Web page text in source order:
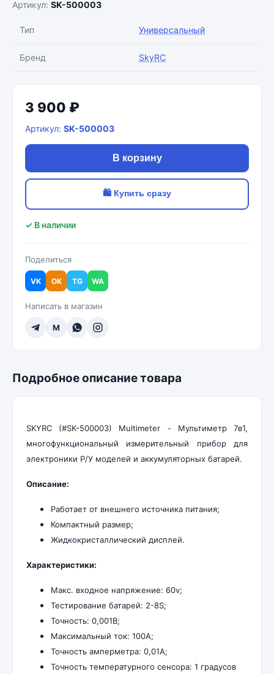
Артикул: SK-500003
Тип Универсальный
Бренд SkyRC
3 900 ₽
Артикул: SK-500003
В корзину
🛍 Купить сразу
✓ В наличии
Поделиться
VK OK TG WA
Написать в магазин
M
Подробное описание товара
SKYRC (#SK-500003) Multimeter - Мультиметр 7в1,
многофункциональный измерительный прибор для
электроники Р/У моделей и аккумуляторных батарей.
Описание:
Работает от внешнего источника питания;
Компактный размер;
Жидкокристаллический дисплей.
Характеристики:
Макс. входное напряжение: 60v;
Тестирование батарей: 2-8S;
Точность: 0,001В;
Максимальный ток: 100А;
Точность амперметра: 0,01A;
Точность температурного сенсора: 1 градусов